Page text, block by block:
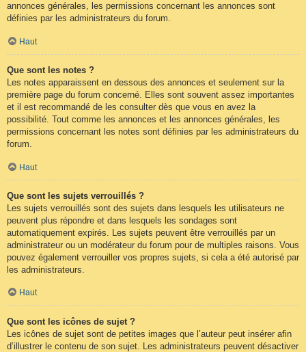
annonces générales, les permissions concernant les annonces sont
définies par les administrateurs du forum.
Haut
Que sont les notes ?
Les notes apparaissent en dessous des annonces et seulement sur la
première page du forum concerné. Elles sont souvent assez importantes
et il est recommandé de les consulter dès que vous en avez la
possibilité. Tout comme les annonces et les annonces générales, les
permissions concernant les notes sont définies par les administrateurs du
forum.
Haut
Que sont les sujets verrouillés ?
Les sujets verrouillés sont des sujets dans lesquels les utilisateurs ne
peuvent plus répondre et dans lesquels les sondages sont
automatiquement expirés. Les sujets peuvent être verrouillés par un
administrateur ou un modérateur du forum pour de multiples raisons. Vous
pouvez également verrouiller vos propres sujets, si cela a été autorisé par
les administrateurs.
Haut
Que sont les icônes de sujet ?
Les icônes de sujet sont de petites images que l’auteur peut insérer afin
d’illustrer le contenu de son sujet. Les administrateurs peuvent désactiver